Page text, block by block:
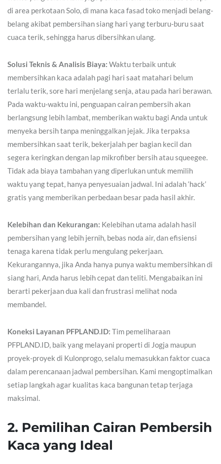
di area perkotaan Solo, di mana kaca fasad toko menjadi belang-
belang akibat pembersihan siang hari yang terburu-buru saat
cuaca terik, sehingga harus dibersihkan ulang.
Solusi Teknis & Analisis Biaya: Waktu terbaik untuk
membersihkan kaca adalah pagi hari saat matahari belum
terlalu terik, sore hari menjelang senja, atau pada hari berawan.
Pada waktu-waktu ini, penguapan cairan pembersih akan
berlangsung lebih lambat, memberikan waktu bagi Anda untuk
menyeka bersih tanpa meninggalkan jejak. Jika terpaksa
membersihkan saat terik, bekerjalah per bagian kecil dan
segera keringkan dengan lap mikrofiber bersih atau squeegee.
Tidak ada biaya tambahan yang diperlukan untuk memilih
waktu yang tepat, hanya penyesuaian jadwal. Ini adalah ‘hack’
gratis yang memberikan perbedaan besar pada hasil akhir.
Kelebihan dan Kekurangan: Kelebihan utama adalah hasil
pembersihan yang lebih jernih, bebas noda air, dan efisiensi
tenaga karena tidak perlu mengulang pekerjaan.
Kekurangannya, jika Anda hanya punya waktu membersihkan di
siang hari, Anda harus lebih cepat dan teliti. Mengabaikan ini
berarti pekerjaan dua kali dan frustrasi melihat noda
membandel.
Koneksi Layanan PFPLAND.ID: Tim pemeliharaan
PFPLAND.ID, baik yang melayani properti di Jogja maupun
proyek-proyek di Kulonprogo, selalu memasukkan faktor cuaca
dalam perencanaan jadwal pembersihan. Kami mengoptimalkan
setiap langkah agar kualitas kaca bangunan tetap terjaga
maksimal.
2. Pemilihan Cairan Pembersih
Kaca yang Ideal